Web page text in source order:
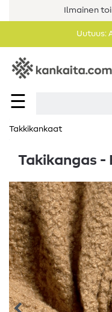
Ilmainen
Uutuus:
☰
Takkikankaat
Takikangas -